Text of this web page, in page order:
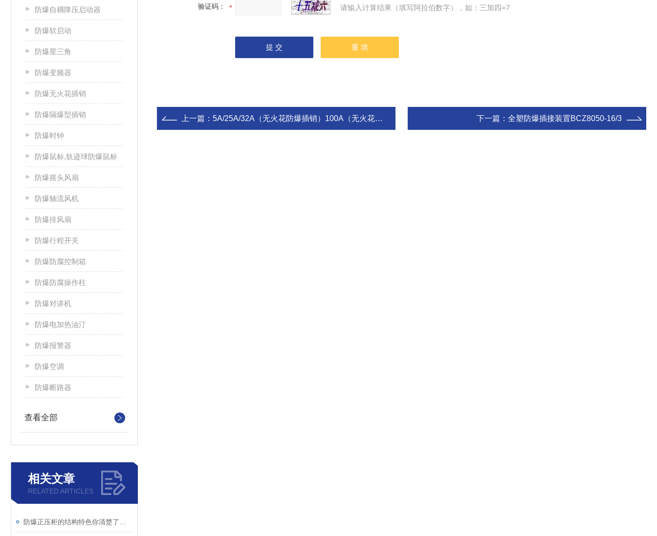
防爆自耦降压启动器
防爆软启动
防爆星三角
防爆变频器
防爆无火花插销
防爆隔爆型插销
防爆时钟
防爆鼠标,轨迹球防爆鼠标
防爆摇头风扇
防爆轴流风机
防爆排风扇
防爆行程开关
防爆防腐控制箱
防爆防腐操作柱
防爆对讲机
防爆电加热油汀
防爆报警器
防爆空调
防爆断路器
查看全部
相关文章
RELATED ARTICLES
验证码： 请输入计算结果（填写阿拉伯数字），如：三加四=7
上一篇： 5A/25A/32A（无火花防爆插销）100A（无火花防爆插销） 下一篇： 全塑防爆插接装置BCZ8050-16/3